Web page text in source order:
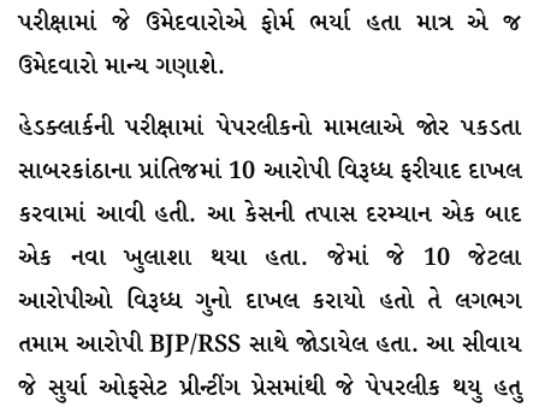
પરીક્ષામાં જે ઉમેદવારોએ ફોર્મ ભર્યા હતા માત્ર એ જ
ઉમેદવારો માન્ય ગણાશે.
હેડક્લાર્કની પરીક્ષામાં પેપરલીકનો મામલાએ જોર પકડતા
સાબરકાંઠાના પ્રાંતિજમાં 10 આરોપી વિરૂધ્ધ ફરીયાદ દાખલ
કરવામાં આવી હતી. આ કેસની તપાસ દરમ્યાન એક બાદ
એક નવા ખુલાશા થયા હતા. જેમાં જે 10 જેટલા
આરોપીઓ વિરૂધ્ધ ગુનો દાખલ કરાયો હતો તે લગભગ
તમામ આરોપી BJP/RSS સાથે જોડાયેલ હતા. આ સીવાય
જે સુર્યા ઓફસેટ પ્રીન્ટીંગ પ્રેસમાંથી જે પેપરલીક થયુ હતુ